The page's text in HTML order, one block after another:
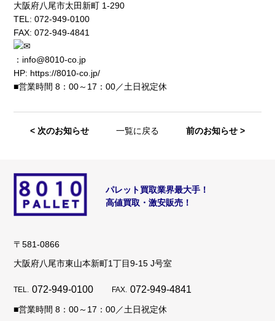
大阪府八尾市太田新町 1-290
TEL: 072-949-0100
FAX: 072-949-4841
：info@8010-co.jp
HP: https://8010-co.jp/
■営業時間 8：00～17：00／土日祝定休
< 次のお知らせ 一覧に戻る 前のお知らせ >
パレット買取業界最大手！
高値買取・激安販売！
〒581-0866
大阪府八尾市東山本新町1丁目9-15 J号室
072-949-0100 072-949-4841
■営業時間 8：00～17：00／土日祝定休